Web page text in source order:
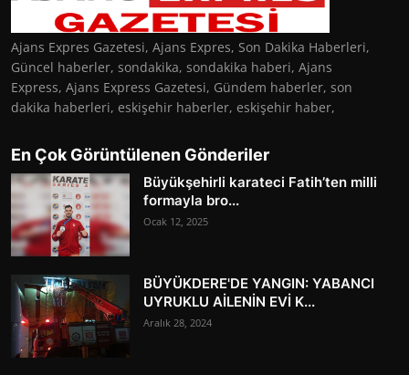
Ajans Expres Gazetesi, Ajans Expres, Son Dakika Haberleri,
Güncel haberler, sondakika, sondakika haberi, Ajans
Express, Ajans Express Gazetesi, Gündem haberler, son
dakika haberleri, eskişehir haberler, eskişehir haber,
En Çok Görüntülenen Gönderiler
Büyükşehirli karateci Fatih’ten milli
formayla bro...
Ocak 12, 2025
BÜYÜKDERE'DE YANGIN: YABANCI
UYRUKLU AİLENİN EVİ K...
Aralık 28, 2024